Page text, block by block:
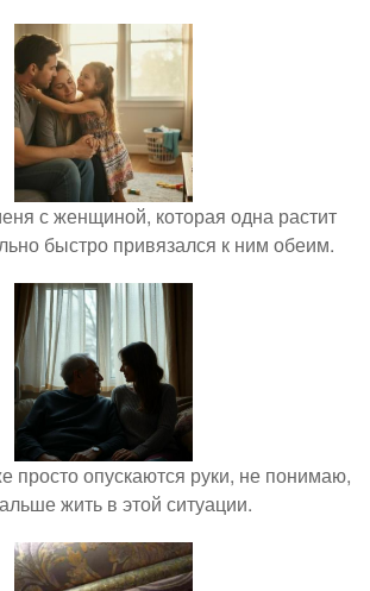
с женщиной, которая одна растит
быстро привязался к ним обеим.
просто опускаются руки, не понимаю,
жить в этой ситуации.